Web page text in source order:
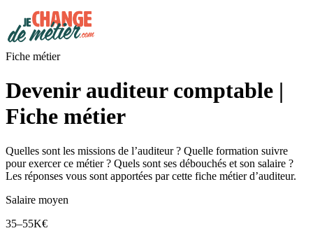
Fiche métier
Devenir auditeur comptable |
Fiche métier
Quelles sont les missions de l’auditeur ? Quelle formation suivre
pour exercer ce métier ? Quels sont ses débouchés et son salaire ?
Les réponses vous sont apportées par cette fiche métier d’auditeur.
Salaire moyen
35–55K€